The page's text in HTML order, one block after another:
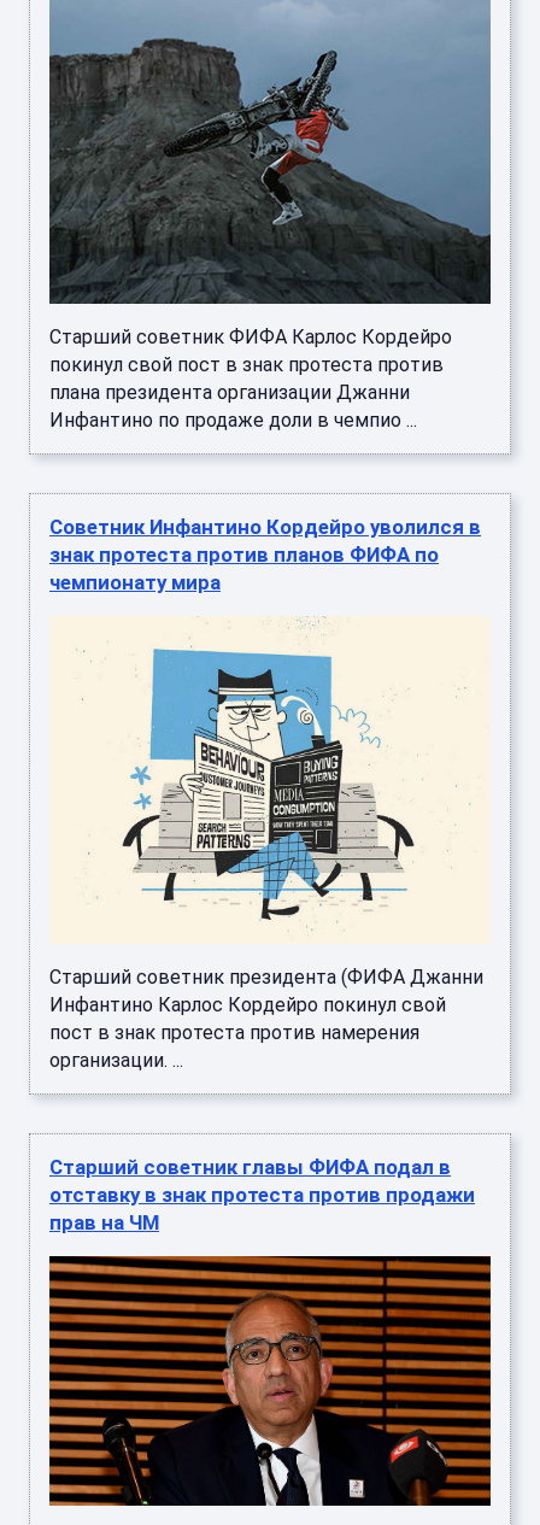
Старший советник ФИФА Карлос Кордейро
покинул свой пост в знак протеста против
плана президента организации Джанни
Инфантино по продаже доли в чемпио ...
Советник Инфантино Кордейро уволился в
знак протеста против планов ФИФА по
чемпионату мира
Старший советник президента (ФИФА Джанни
Инфантино Карлос Кордейро покинул свой
пост в знак протеста против намерения
организации. ...
Старший советник главы ФИФА подал в
отставку в знак протеста против продажи
прав на ЧМ